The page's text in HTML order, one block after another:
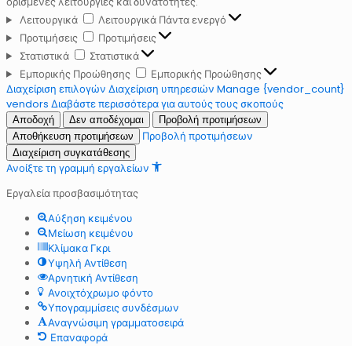
Λειτουργικά
Λειτουργικά Πάντα ενεργό
Προτιμήσεις
Προτιμήσεις
Στατιστικά
Στατιστικά
Εμπορικής Προώθησης
Εμπορικής Προώθησης
Διαχείριση επιλογών Διαχείριση υπηρεσιών Manage {vendor_count}
vendors Διαβάστε περισσότερα για αυτούς τους σκοπούς
Αποδοχή Δεν αποδέχομαι
Προβολή προτιμήσεων
Αποθήκευση προτιμήσεων
Προβολή προτιμήσεων
Διαχείριση συγκατάθεσης
Ανοίξτε τη γραμμή εργαλείων
Εργαλεία προσβασιμότητας
Αύξηση κειμένου
Μείωση κειμένου
Κλίμακα Γκρι
Υψηλή Αντίθεση
Αρνητική Αντίθεση
Ανοιχτόχρωμο φόντο
Υπογραμμίσεις συνδέσμων
Αναγνώσιμη γραμματοσειρά
Επαναφορά